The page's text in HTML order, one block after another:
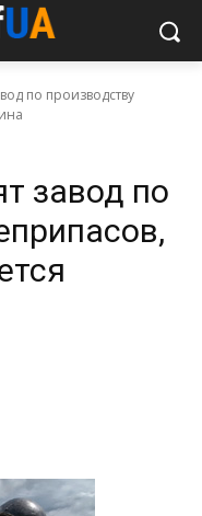
по производству
завод по